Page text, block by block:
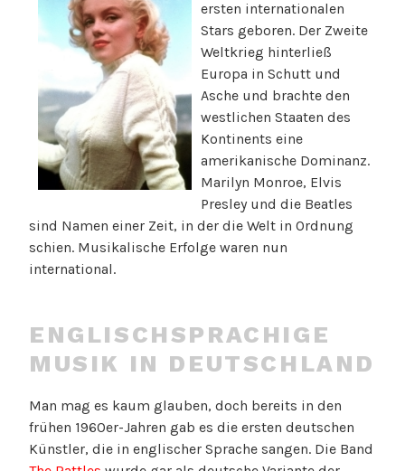
ersten internationalen
Stars geboren. Der Zweite
Weltkrieg hinterließ
Europa in Schutt und
Asche und brachte den
westlichen Staaten des
Kontinents eine
amerikanische Dominanz.
Marilyn Monroe, Elvis
Presley und die Beatles
sind Namen einer Zeit, in der die Welt in Ordnung
schien. Musikalische Erfolge waren nun
international.
ENGLISCHSPRACHIGE
MUSIK IN DEUTSCHLAND
Man mag es kaum glauben, doch bereits in den
frühen 1960er-Jahren gab es die ersten deutschen
Künstler, die in englischer Sprache sangen. Die Band